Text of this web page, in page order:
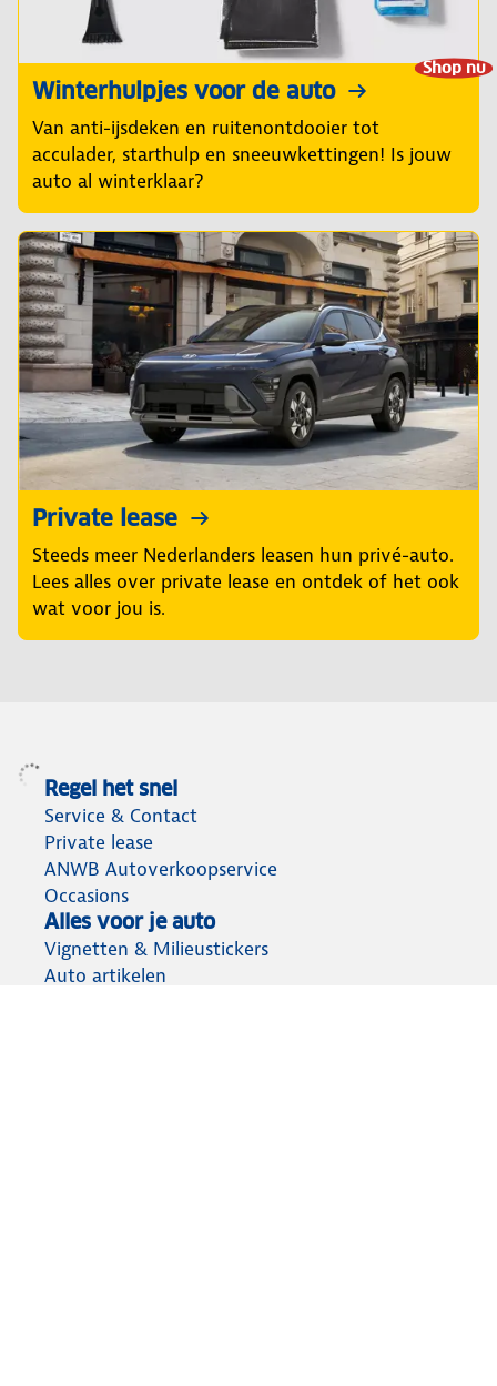
Shop nu
Winterhulpjes voor de auto
Van anti-ijsdeken en ruitenontdooier tot
acculader, starthulp en sneeuwkettingen! Is jouw
auto al winterklaar?
Private lease
Steeds meer Nederlanders leasen hun privé-auto.
Lees alles over private lease en ontdek of het ook
wat voor jou is.
Regel het snel
Service & Contact
Private lease
ANWB Autoverkoopservice
Occasions
Alles voor je auto
Vignetten & Milieustickers
Auto artikelen